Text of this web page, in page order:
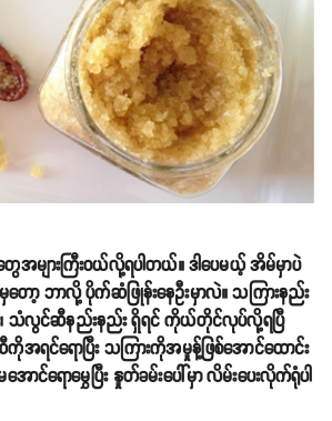
များကြီးဝယ်လို့ရပါတယ်။ ဒါပေမယ့် အိမ်မှာပဲ
ဘာလို့ ပိုက်ဆံဖြုန်းနေဦးမှာလဲ။ သကြားနည်း
း၊ သံလွင်ဆီနည်းနည်း ရှိရင် ကိုယ်တိုင်လုပ်လို့ရပြီ
အရင်ရောပြီး သကြားကိုအမှုန့်ဖြစ်အောင်ထောင်း
ာင်ရောမွှေပြီး နှုတ်ခမ်းပေါ်မှာ လိမ်းပေးလိုက်ရုံပါ